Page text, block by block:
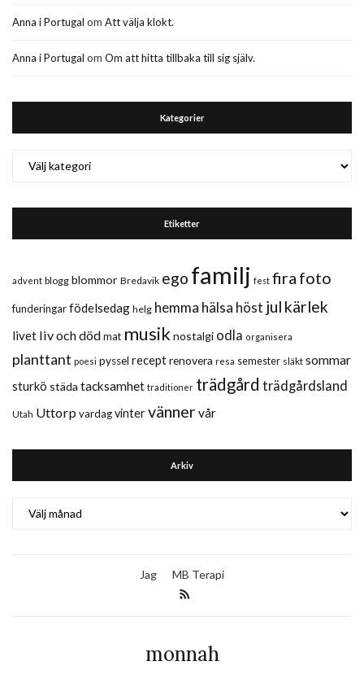
Anna i Portugal om Att välja klokt.
Anna i Portugal om Om att hitta tillbaka till sig själv.
Kategorier
Etiketter
advent blogg blommor Bredavik ego familj fest fira foto
funderingarfödelsedag helg hemma hälsa höst jul kärlek
livet liv och dödmat musik nostalgi odla organisera
planttant poesi pyssel receptrenovera resa semester släkt sommar
sturkö städa tacksamhet traditioner trädgård trädgårdsland
Utah Uttorp vardagvintervänner vår
Arkiv
Jag MB Terapi
monnah